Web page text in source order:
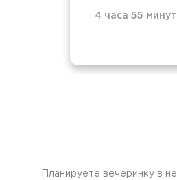
4 часа 55
Планируете вечеринку в